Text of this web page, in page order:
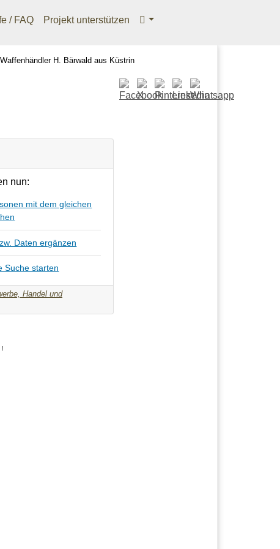
/ FAQ Projekt unterstützen
Waffenhändler H. Bärwald aus Küstrin
nun:
mit dem gleichen
Daten ergänzen
Suche starten
Handel und